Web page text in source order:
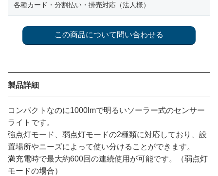
各種カード・分割払い・掛売対応（法人様）
製品詳細
コンパクトなのに1000lmで明るいソーラー式のセンサー
ライトです。
強点灯モード、弱点灯モードの2種類に対応しており、設
置場所やニーズによって使い分けることができます。
満充電時で最大約600回の連続使用が可能です。（弱点灯
モードの場合）